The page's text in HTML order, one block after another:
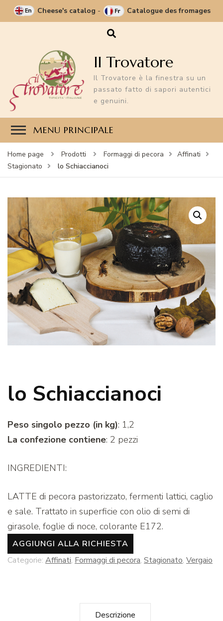
Cheese's catalog - Catalogue des fromages
Il Trovatore
Il Trovatore è la finestra su un
passato fatto di sapori autentici
e genuini.
MENU PRINCIPALE
Home page Prodotti Formaggi di pecora
Affinati
Stagionato
lo Schiaccianoci
lo Schiaccianoci
Peso singolo pezzo (in kg): 1,2
La confezione contiene: 2 pezzi
INGREDIENTI:
LATTE di pecora pastorizzato, fermenti lattici, caglio
e sale. Trattato in superficie con olio di semi di
girasole, foglie di noce, colorante E172.
AGGIUNGI ALLA RICHIESTA
Categorie: Affinati, Formaggi di pecora, Stagionato, Vergaio
Descrizione